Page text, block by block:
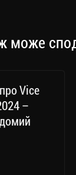
може
Vice
–